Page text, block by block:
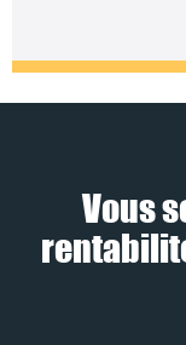
Vous